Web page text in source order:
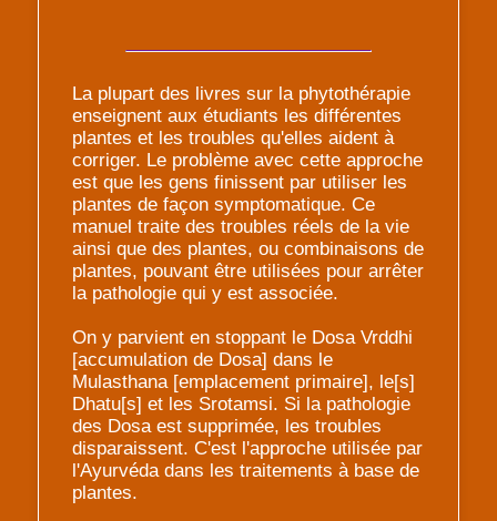
La plupart des livres sur la phytothérapie
enseignent aux étudiants les différentes
plantes et les troubles qu'elles aident à
corriger. Le problème avec cette approche
est que les gens finissent par utiliser les
plantes de façon symptomatique. Ce
manuel traite des troubles réels de la vie
ainsi que des plantes, ou combinaisons de
plantes, pouvant être utilisées pour arrêter
la pathologie qui y est associée.
On y parvient en stoppant le Dosa Vrddhi
[accumulation de Dosa] dans le
Mulasthana [emplacement primaire], le[s]
Dhatu[s] et les Srotamsi. Si la pathologie
des Dosa est supprimée, les troubles
disparaissent. C'est l'approche utilisée par
l'Ayurvéda dans les traitements à base de
plantes.